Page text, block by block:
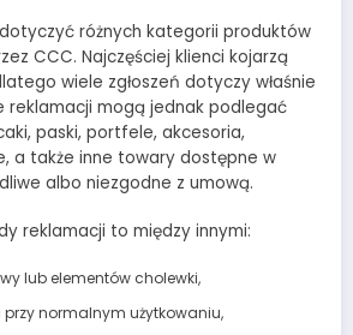
różnych kategorii produktów
CCC. Najczęściej klienci kojarzą
wiele zgłoszeń dotyczy właśnie
reklamacji mogą jednak podlegać
paski, portfele, akcesoria,
a także inne towary dostępne w
albo niezgodne z umową.
reklamacji to między innymi:
lub elementów cholewki,
przy normalnym użytkowaniu,